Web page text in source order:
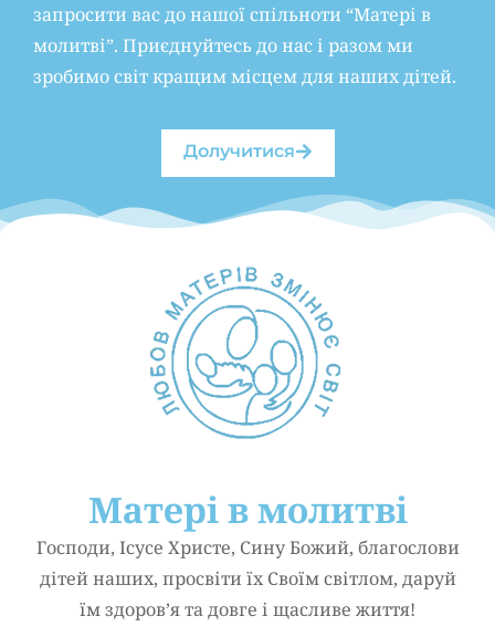
запросити вас до нашої спільноти “Матері в
молитві”. Приєднуйтесь до нас і разом ми
зробимо світ кращим місцем для наших дітей.
Долучитися
Матері в молитві
Господи, Ісусе Христе, Сину Божий, благослови
дітей наших, просвіти їх Своїм світлом, даруй
їм здоров’я та довге і щасливе життя!